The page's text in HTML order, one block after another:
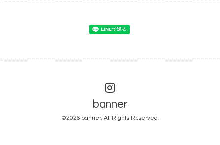
banner
©2026 banner. All Rights Reserved.